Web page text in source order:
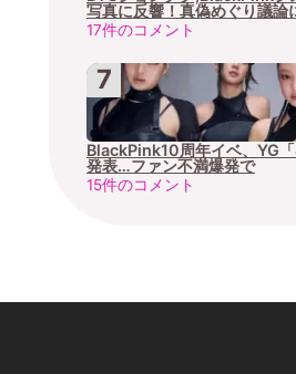
写真に反響！真偽めぐり議論
17件のコメント
BlackPink10周年イベ、YG
発表…ファン不満爆発で
15件のコメント